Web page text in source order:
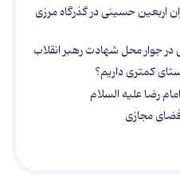
اربعین حسینی در گذرگاه مرزی
جوار محل شهادت رهبر انقلاب
کمتری داریم؟
رضا علیه السلام
مجازی